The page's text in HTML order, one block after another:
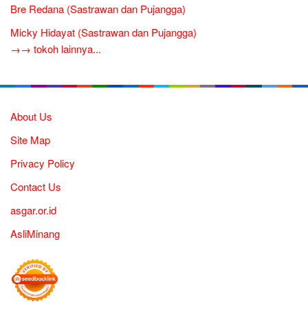
Bre Redana (Sastrawan dan Pujangga)
Micky Hidayat (Sastrawan dan Pujangga)
→→ tokoh lainnya...
About Us
Site Map
Privacy Policy
Contact Us
asgar.or.id
AsliMinang